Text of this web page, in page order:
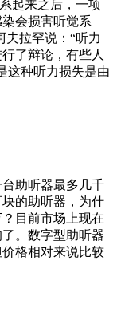
起来之后，一项
会损害听觉系
夫拉罕说：“听力
了辩论，有些人
这种听力损失是由
助听器最多几千
的助听器，为什
目前市场上现在
。数字型助听器
格相对来说比较